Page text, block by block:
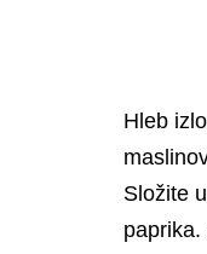
Hleb
Složite